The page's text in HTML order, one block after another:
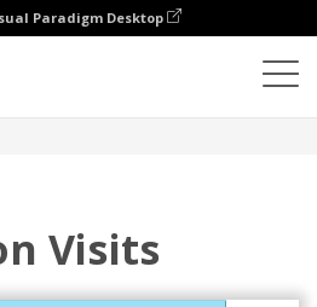
Paradigm Desktop
Visits